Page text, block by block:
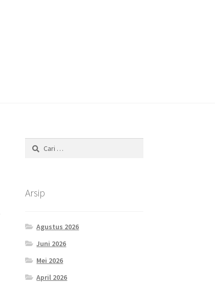
Cari
untuk:
Arsip
Agustus 2026
Juni 2026
Mei 2026
April 2026